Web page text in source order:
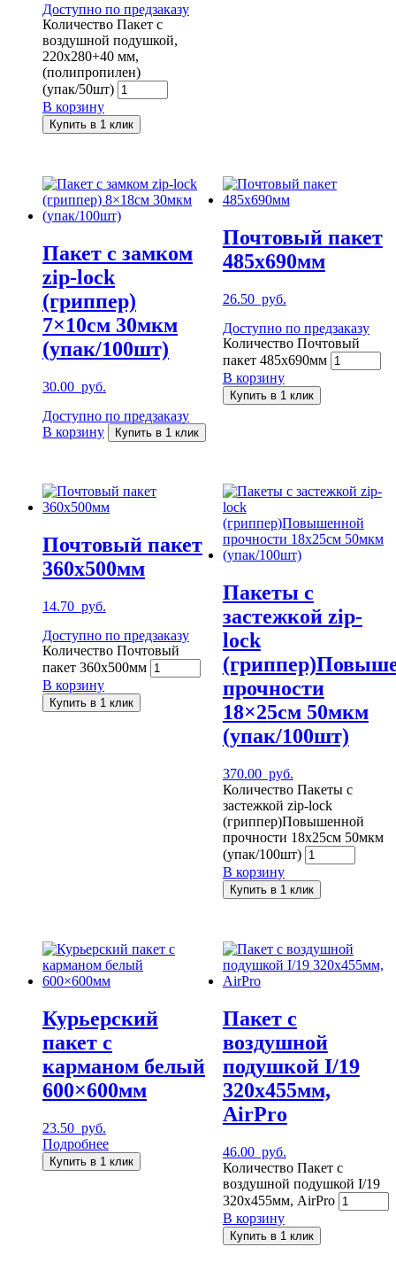
Доступно по предзаказу
Количество Пакет с
воздушной подушкой,
220х280+40 мм,
(полипропилен)
(упак/50шт)
В корзину
Купить в 1 клик
Пакет с замком
zip-lock
(гриппер)
7×10см 30мкм
(упак/100шт)
30.00 руб.
Доступно по предзаказу
В корзину
Купить в 1 клик
Почтовый пакет
485х690мм
26.50 руб.
Доступно по предзаказу
Количество Почтовый
пакет 485х690мм
В корзину
Купить в 1 клик
Почтовый пакет
360х500мм
14.70 руб.
Доступно по предзаказу
Количество Почтовый
пакет 360х500мм
В корзину
Купить в 1 клик
Пакеты с
застежкой zip-
lock
прочности
18×25см 50мкм
(упак/100шт)
370.00 руб.
Количество Пакеты с
застежкой zip-lock
(гриппер)Повышенной
прочности 18x25см 50мкм
(упак/100шт)
В корзину
Купить в 1 клик
Курьерский
пакет с
карманом белый
600×600мм
23.50 руб.
Подробнее
Купить в 1 клик
Пакет с
воздушной
подушкой I/19
320х455мм,
AirPro
46.00 руб.
Количество Пакет с
воздушной подушкой I/19
320х455мм, AirPro
В корзину
Купить в 1 клик